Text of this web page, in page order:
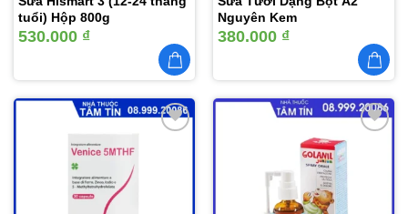
tuổi) Hộp 800g
530.000 ₫
Nguyên Kem
380.000 ₫